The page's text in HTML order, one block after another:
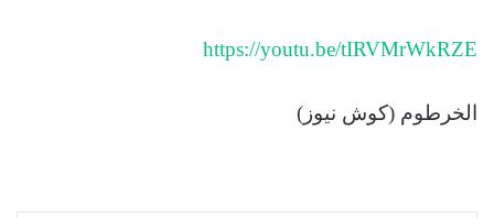
https://youtu.be/tIRVMrWkRZE
الخرطوم (كوش نيوز)